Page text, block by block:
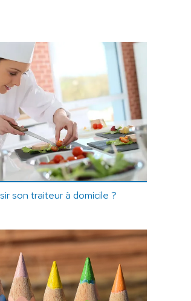
son traiteur à domicile ?